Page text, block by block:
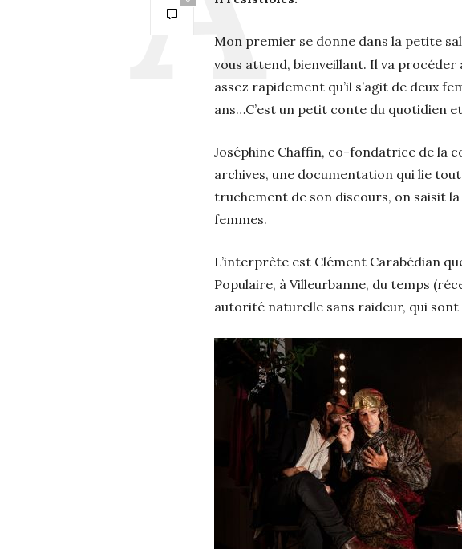
Mon premier se donne dans la petite
vous attend, bienveillant. Il va
assez rapidement qu’il s’agit de deux
ans…C’est un petit conte du quotidien
Joséphine Chaffin, co-fondatrice de la
archives, une documentation qui lie
truchement de son discours, on saisit
femmes.
L’interprète est Clément Carabédian
Populaire, à Villeurbanne, du temps
autorité naturelle sans raideur, qui sont